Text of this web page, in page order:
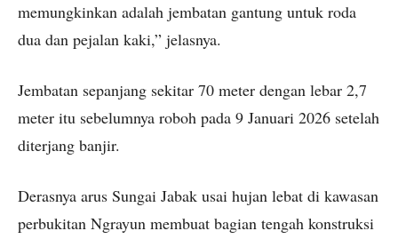
memungkinkan adalah jembatan gantung untuk roda
dua dan pejalan kaki,” jelasnya.
Jembatan sepanjang sekitar 70 meter dengan lebar 2,7
meter itu sebelumnya roboh pada 9 Januari 2026 setelah
diterjang banjir.
Derasnya arus Sungai Jabak usai hujan lebat di kawasan
perbukitan Ngrayun membuat bagian tengah konstruksi